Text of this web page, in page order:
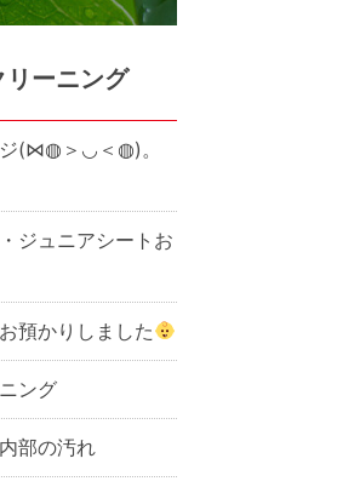
ーニング
ジ(⋈◍＞◡＜◍)。
ジュニアシートお
預かりしました
ング
部の汚れ